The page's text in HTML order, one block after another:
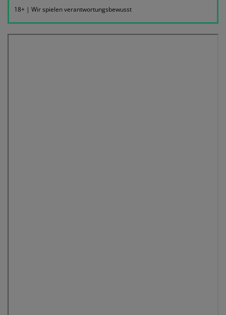
18+ | Wir spielen verantwortungsbewusst